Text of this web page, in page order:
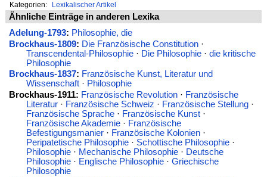
Kategorien:
Lexikalischer Artikel
Ähnliche Einträge in anderen Lexika
Adelung-1793: Philosophie, die
Brockhaus-1809: Die Französische Constitution·
Transcendental-Philosophie· Die Philosophie· die kritische
Philosophie
Brockhaus-1837: Französische Kunst, Literatur und
Wissenschaft· Philosophie
Brockhaus-1911: Französische Revolution· Französische
Literatur· Französische Schweiz · Französische Stellung·
Französische Sprache· Französische Kunst·
Französische Akademie· Französische
Befestigungsmanier· Französische Kolonien·
Peripatetische Philosophie· Schottische Philosophie·
Philosophie· Mechanische Philosophie· Deutsche
Philosophie· Englische Philosophie· Griechische
Philosophie